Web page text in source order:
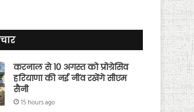
करनाल से 10 अगस्त को प्रोग्रेसिव
हरियाणा की नई नींव रखेंगे सीएम
सैनी
15 hours ago